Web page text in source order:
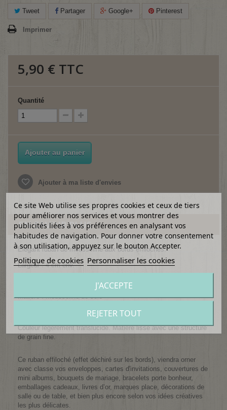
Tweet Partager Google+ Pinterest
Imprimer
5,90 € TTC
Quantité
Ajouter au panier
Ajouter à ma liste d'envies
EN SAVOIR PLUS
Élégant ruban de mousseline aux bords effilochés.
Largeur : 4 cm env.
Matière : Mousseline de soie
Plus de 15 couleurs disponibles.
Couleur légèrement translucide. Matière lisse avec une structure
de grain fine.
Ce ruban effiloché (effet déchiré sur les bords), viendra orner
avec classe vos enveloppes, cartes d'invitations, couvertures de
mini albums, bouquets de mariage, bracelets porte bonheur,
emballages cadeaux, livres d’or, marques place, décorations de
salle ou de table, et bien plus encore selon vos idées créatives
les plus délicates.
Ce site Web utilise ses propres cookies et ceux de tiers
pour améliorer nos services et vous montrer des
publicités liées à vos préférences en analysant vos
habitudes de navigation. Pour donner votre consentement
à son utilisation, appuyez sur le bouton Accepter.
Politique de cookies Personnaliser les cookies
REJETER TOUT
J'ACCEPTE